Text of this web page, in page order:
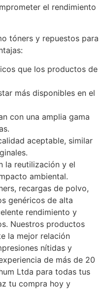
el rendimiento
tóners y repuestos para
que los productos de
más disponibles en el
con una amplia gama
aceptable, similar
la reutilización y el
ambiental.
recargas de polvo,
genéricos de alta
rendimiento y
Nuestros productos
la mejor relación
nítidas y
de más de 20
Ltda para todas tus
tu compra hoy y